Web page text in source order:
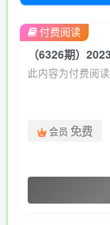
此内容为付费阅
会员 免费
付费阅读